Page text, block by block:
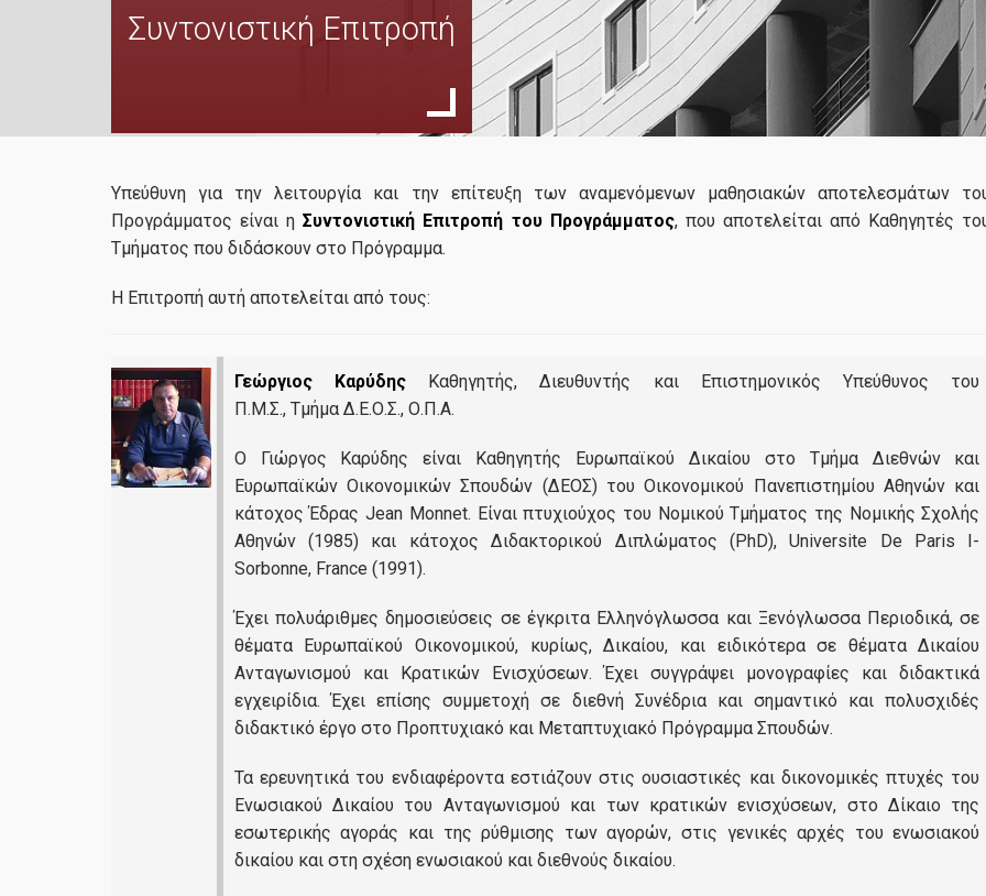
Σκοπός
Ανθρώπινο Δυναμικό
Συντονιστική Επιτροπή
Διδάσκοντες
Οδηγός Σπουδών
Υποψήφιοι
Αιτήσεις
Δίδακτρα
Υποτροφίες
Καριέρα
Συντονιστική Επιτροπή
Υπεύθυνη για την λειτουργία και την επίτευξη των αναμενόμενων μαθησιακών αποτελεσμάτων
Προγράμματος είναι η Συντονιστική Επιτροπή του Προγράμματος, που αποτελείται από Καθηγητές
Τμήματος που διδάσκουν στο Πρόγραμμα.
Η Επιτροπή αυτή αποτελείται από τους:
Γεώργιος Καρύδης
Καθηγητής, Διευθυντής και Επιστημονικός Υπεύθυνος του
Π.Μ.Σ., Τμήμα Δ.Ε.Ο.Σ., Ο.Π.Α.
Ο Γιώργος Καρύδης είναι Καθηγητής Ευρωπαϊκού Δικαίου στο Τμήμα Διεθνών και
Ευρωπαϊκών Οικονομικών Σπουδών (ΔΕΟΣ) του Οικονομικού Πανεπιστημίου Αθηνών και
κάτοχος Έδρας Jean Monnet. Είναι πτυχιούχος του Νομικού Τμήματος της Νομικής Σχολής
Αθηνών (1985) και κάτοχος Διδακτορικού Διπλώματος (PhD), Universite De Paris I-
Sorbonne, France (1991).
Έχει πολυάριθμες δημοσιεύσεις σε έγκριτα Ελληνόγλωσσα και Ξενόγλωσσα Περιοδικά, σε
θέματα Ευρωπαϊκού Οικονομικού, κυρίως, Δικαίου, και ειδικότερα σε θέματα Δικαίου
Ανταγωνισμού και Κρατικών Ενισχύσεων. Έχει συγγράψει μονογραφίες και διδακτικά
εγχειρίδια. Έχει επίσης συμμετοχή σε διεθνή Συνέδρια και σημαντικό και πολυσχιδές
διδακτικό έργο στο Προπτυχιακό και Μεταπτυχιακό Πρόγραμμα Σπουδών.
Τα ερευνητικά του ενδιαφέροντα εστιάζουν στις ουσιαστικές και δικονομικές πτυχές του
Ενωσιακού Δικαίου του Ανταγωνισμού και των κρατικών ενισχύσεων, στο Δίκαιο της
εσωτερικής αγοράς και της ρύθμισης των αγορών, στις γενικές αρχές του ενωσιακού
δικαίου και στη σχέση ενωσιακού και διεθνούς δικαίου.
03
Βραβεία
Λευκοθέα Χόντου |
"Μελετώντας την
κατευθυντήριες γραμμές,